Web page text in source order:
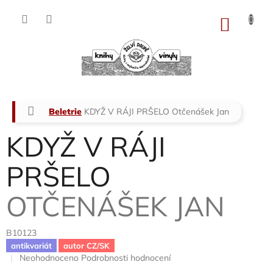
Domů
Beletrie KDYŽ V RÁJI PRŠELO Otčenášek Jan
KDYŽ V RÁJI
PRŠELO
OTČENÁŠEK JAN
B10123
antikvariát autor CZ/SK
Průměrné
Neohodnoceno Podrobnosti hodnocení